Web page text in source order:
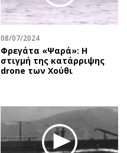
08/07/2024
Φρεγάτα «Ψαρά»: Η
στιγμή της κατάρριψης
drone των Χούθι